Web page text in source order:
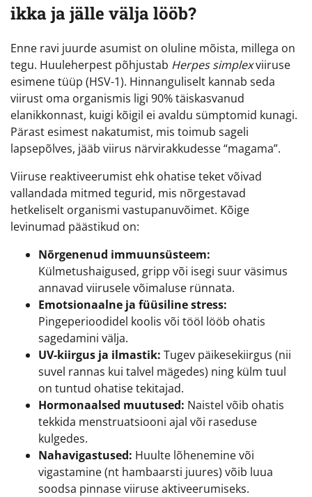
ikka ja jälle välja lööb?
Enne ravi juurde asumist on oluline mõista, millega on
tegu. Huuleherpest põhjustab Herpes simplexviiruse
esimene tüüp (HSV-1). Hinnanguliselt kannab seda
viirust oma organismis ligi 90% täiskasvanud
elanikkonnast, kuigi kõigil ei avaldu sümptomid kunagi.
Pärast esimest nakatumist, mis toimub sageli
lapsepõlves, jääb viirus närvirakkudesse “magama”.
Viiruse reaktiveerumist ehk ohatise teket võivad
vallandada mitmed tegurid, mis nõrgestavad
hetkeliselt organismi vastupanuvõimet. Kõige
levinumad päästikud on:
Nõrgenenud immuunsüsteem:
Külmetushaigused, gripp või isegi suur väsimus
annavad viirusele võimaluse rünnata.
Emotsionaalne ja füüsiline stress:
Pingeperioodidel koolis või tööl lööb ohatis
sagedamini välja.
UV-kiirgus ja ilmastik: Tugev päikesekiirgus (nii
suvel rannas kui talvel mägedes) ning külm tuul
on tuntud ohatise tekitajad.
Hormonaalsed muutused: Naistel võib ohatis
tekkida menstruatsiooni ajal või raseduse
kulgedes.
Nahavigastused: Huulte lõhenemine või
vigastamine (nt hambaarsti juures) võib luua
soodsa pinnase viiruse aktiveerumiseks.